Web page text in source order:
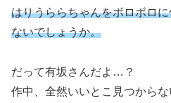
はりうららちゃんをボロボロ
ないでしょうか。
だって有坂さんだよ…？
作中、全然いいとこ見つから